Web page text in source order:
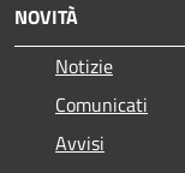
NOVITÀ
Notizie
Comunicati
Avvisi